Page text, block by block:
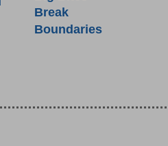
Break
Boundaries